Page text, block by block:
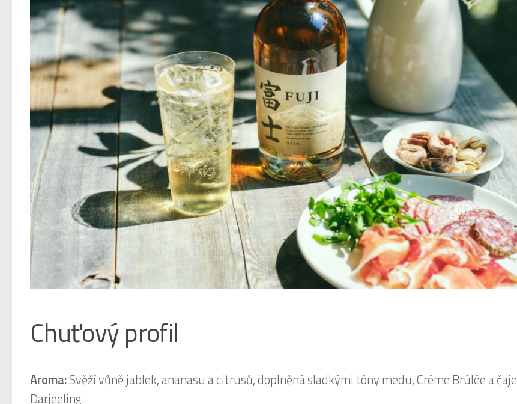
Chuťový profil
Aroma:Svěží vůně jablek, ananasu a citrusů, doplněná sladkými tóny medu, Créme Brúlée a čaje
Darjeeling.